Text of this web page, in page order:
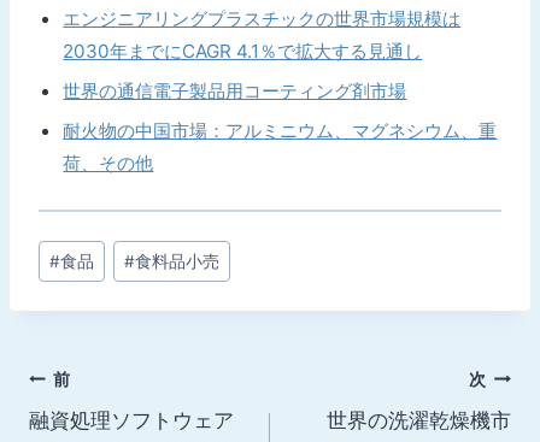
エンジニアリングプラスチックの世界市場規模は
2030年までにCAGR 4.1％で拡大する見通し
世界の通信電子製品用コーティング剤市場
耐火物の中国市場：アルミニウム、マグネシウム、重
荷、その他
投
稿
タ
#食品 #食料品小売
投前
融資処理ソフトウェア
次
世界の洗濯乾燥機市